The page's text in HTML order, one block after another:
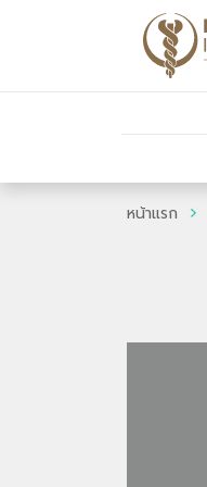
หน้าแรก